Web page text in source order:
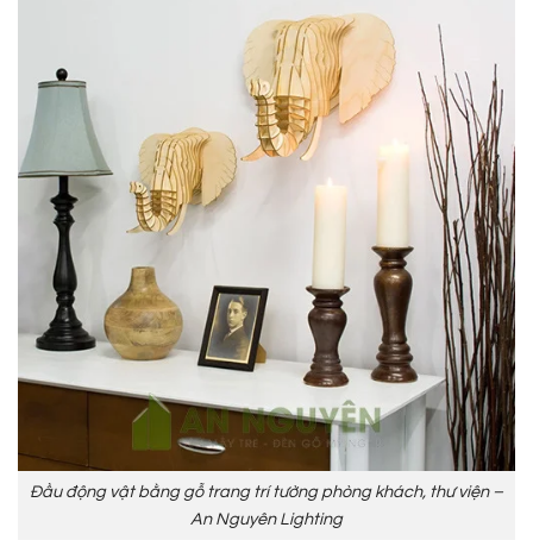
Đầu động vật bằng gỗ trang trí tường phòng khách, thư viện –
An Nguyên Lighting